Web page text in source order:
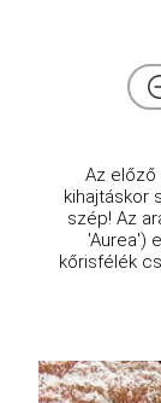
Az előző
kihajtáskor
szép! Az
'Aurea')
kőrisfélék